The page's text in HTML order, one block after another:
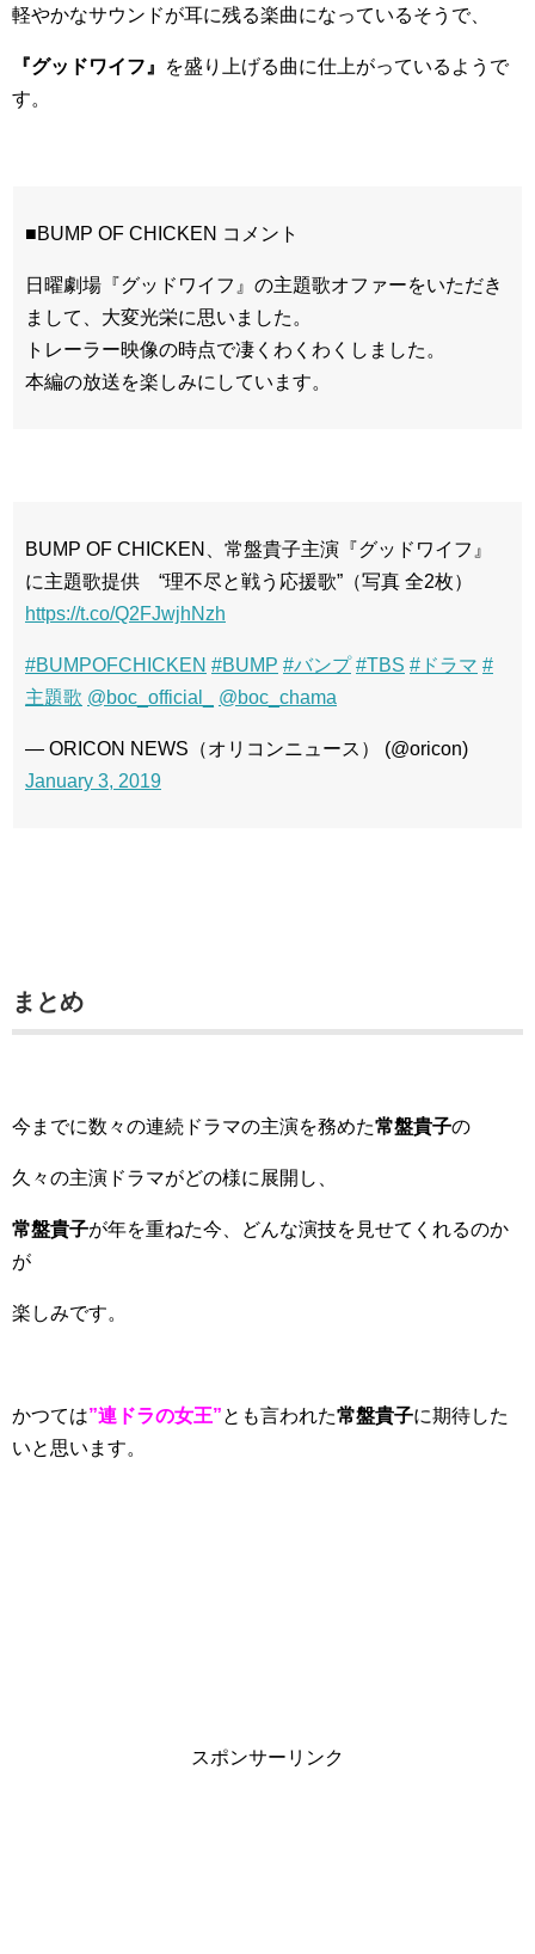
軽やかなサウンドが耳に残る楽曲になっているそうで、
『グッドワイフ』
を盛り上げる曲に仕上がっているようで
す。
■BUMP OF CHICKEN コメント
日曜劇場『グッドワイフ』の主題歌オファーをいただき
まして、大変光栄に思いました。
トレーラー映像の時点で凄くわくわくしました。
本編の放送を楽しみにしています。
BUMP OF CHICKEN、常盤貴子主演『グッドワイフ』
に主題歌提供 “理不尽と戦う応援歌”（写真 全2枚）
https://t.co/Q2FJwjhNzh
#BUMPOFCHICKEN #BUMP #バンプ #TBS #ドラマ #
主題歌 @boc_official_ @boc_chama
— ORICON NEWS（オリコンニュース） (@oricon)
January 3, 2019
まとめ
今までに数々の連続ドラマの主演を務めた常盤貴子の
久々の主演ドラマがどの様に展開し、
常盤貴子が年を重ねた今、どんな演技を見せてくれるのか
が
楽しみです。
かつては”連ドラの女王”とも言われた常盤貴子に期待した
いと思います。
スポンサーリンク